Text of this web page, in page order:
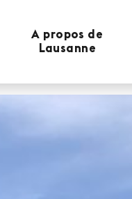
A propos de
Lausanne